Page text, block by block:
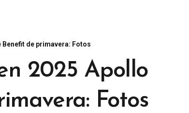
de primavera: Fotos
2025 Apollo
Fotos